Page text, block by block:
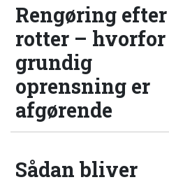
Rengøring efter
rotter – hvorfor
grundig
oprensning er
afgørende
Sådan bliver